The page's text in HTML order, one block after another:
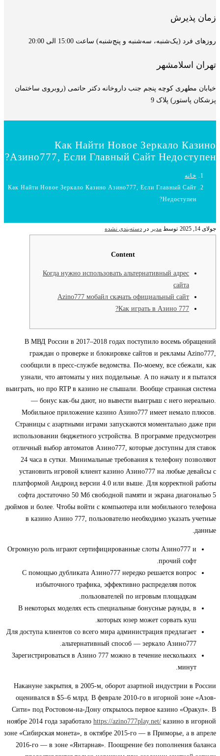
زمان پذیرش
روزهای فرد (یک‌شنبه، سه‌شنبه و پنج‌شنبه) ساعت 15:00 الی 20:00
تهران اسلامشهر
خیابان مطهری کوچه پنجم جنب داروخانه دکتر حاتمی (روبروی ساختمان
پزشکان پاستور) پلاک 9
Как Найти Новое Зеркало Казино
Азино777, Если Главный Сайт Недоступен?
خانه
Как Найти Новое Зеркало Казино Азино777, Если Главный Сайт
Недоступен?
جولای 14, 2025 توسط مدیر در دسته‌بندی نشده
Content
Когда нужно использовать альтернативный адрес
сайта
Azino777 мобайл скачать официальный сайт
Как играть в Азино 777?
В МВД России в 2017–2018 годах поступило восемь обращений
граждан о проверке и блокировке сайтов и рекламы Azino777,
сообщили в пресс-службе ведомства. По-моему, все сбежали, как
узнали, что автоматы у них поддельные. А по началу и я пытался
выиграть, но про RTP в казино не слышали. Вообще странная система
— бонус как-бы дают, но вывести выигрыш с него нереально.
Мобильное приложение казино Азино777 имеет немало плюсов.
Страницы с азартными играми запускаются моментально даже при
использовании бюджетного устройства. В программе предусмотрен
отличный выбор автоматов Азино777, которые доступны для ставок
24 часа в сутки. Минимальные требования к телефону позволяют
установить игровой клиент казино Азино777 на любые девайсы с
платформой Андроид версии 4.0 или выше. Для корректной работы
софта достаточно 50 Мб свободной памяти и экрана диагональю 5
дюймов и более. Чтобы войти с компьютера или мобильного телефона
в казино Азино 777, пользователю необходимо указать учетные
данные.
Огромную роль играют сертифицированные слоты Азино777 и
прочий софт.
С помощью дубликата Азино777 нередко решается вопрос
избыточного трафика, эффективно распределяя поток
пользователей по игровым площадкам.
В некоторых моделях есть специальные бонусные раунды, в
которых юзер может сорвать куш.
Для доступа клиентов со всего мира администрация предлагает
альтернативный способ — зеркало Азино777.
Зарегистрироваться в Азино 777 можно в течение нескольких
минут.
Накануне закрытия, в 2005-м, оборот азартной индустрии в России
оценивался в $5–6 млрд. В феврале 2010-го в игорной зоне «Азов-
Сити» под Ростовом-на-Дону открылось первое казино «Оракул». В
ноябре 2014 года заработало https://azino777play.net/ казино в игорной
зоне «Сибирская монета», в октябре 2015-го — в Приморье, а в апреле
2016-го — в зоне «Янтарная». Поощрение без пополнения баланса